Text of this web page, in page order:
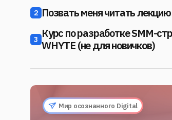
2 Позвать меня читать лекцию
3 Курс по разработке SMM-
WHYTE (не для новичков)
Мир осознанного Digital